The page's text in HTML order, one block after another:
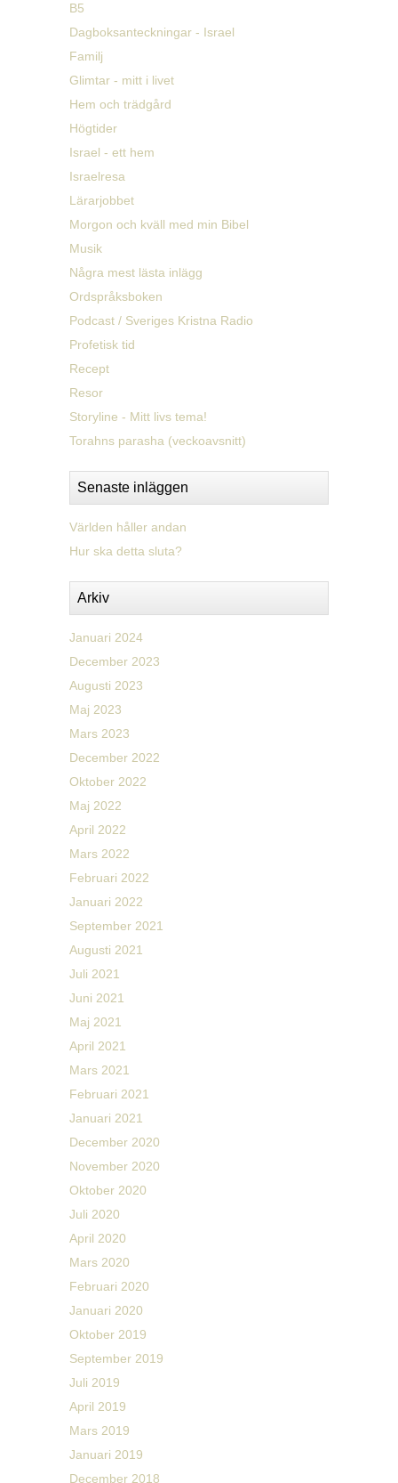
B5
Dagboksanteckningar - Israel
Familj
Glimtar - mitt i livet
Hem och trädgård
Högtider
Israel - ett hem
Israelresa
Lärarjobbet
Morgon och kväll med min Bibel
Musik
Några mest lästa inlägg
Ordspråksboken
Podcast / Sveriges Kristna Radio
Profetisk tid
Recept
Resor
Storyline - Mitt livs tema!
Torahns parasha (veckoavsnitt)
Senaste inläggen
Världen håller andan
Hur ska detta sluta?
Arkiv
Januari 2024
December 2023
Augusti 2023
Maj 2023
Mars 2023
December 2022
Oktober 2022
Maj 2022
April 2022
Mars 2022
Februari 2022
Januari 2022
September 2021
Augusti 2021
Juli 2021
Juni 2021
Maj 2021
April 2021
Mars 2021
Februari 2021
Januari 2021
December 2020
November 2020
Oktober 2020
Juli 2020
April 2020
Mars 2020
Februari 2020
Januari 2020
Oktober 2019
September 2019
Juli 2019
April 2019
Mars 2019
Januari 2019
December 2018